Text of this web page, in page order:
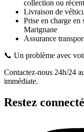
collection ou
Livraison de
Prise en charge en
Marignane
Assurance
📞 Un problème avec
Contactez-nous 24h/24
immédiate.
Restez connecté